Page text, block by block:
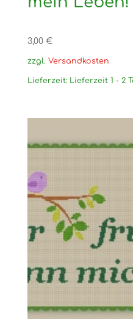
3,00 €
zzgl. Versandkosten
Lieferzeit: Lieferzeit 1 - 2